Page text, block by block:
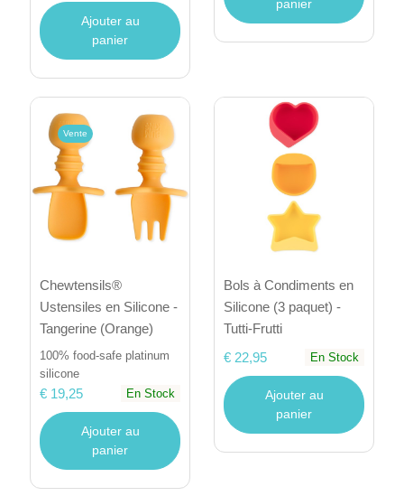
Ajouter au
panier
panier
Vente
Chewtensils®
Ustensiles en Silicone -
Tangerine (Orange)
100% food-safe platinum
silicone
€ 19,25 En Stock
Ajouter au
panier
Bols à Condiments en
Silicone (3 paquet) -
Tutti-Frutti
€ 22,95
En Stock
Ajouter au
panier